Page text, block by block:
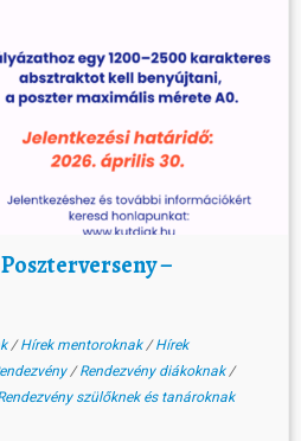
–
/Hírek mentoroknak/Hírek
/Rendezvény diákoknak/
szülőknek és tanároknak